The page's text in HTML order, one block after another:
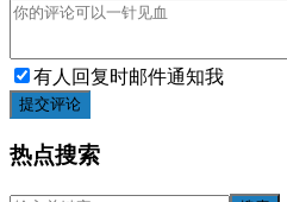
有人回复时邮件通知我
提交评论
热点搜索